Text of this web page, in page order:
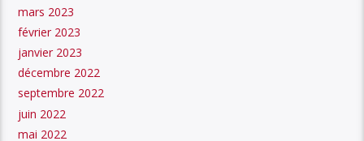
mars 2023
février 2023
janvier 2023
décembre 2022
septembre 2022
juin 2022
mai 2022